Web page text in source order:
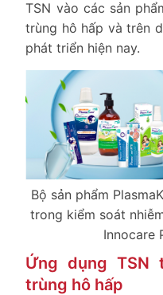
TSN vào các sản
trùng hô hấp và trên
phát triển hiện nay.
Bộ sản phẩm
trong kiểm soát
Innocare
Ứng dụng TSN
trùng hô hấp